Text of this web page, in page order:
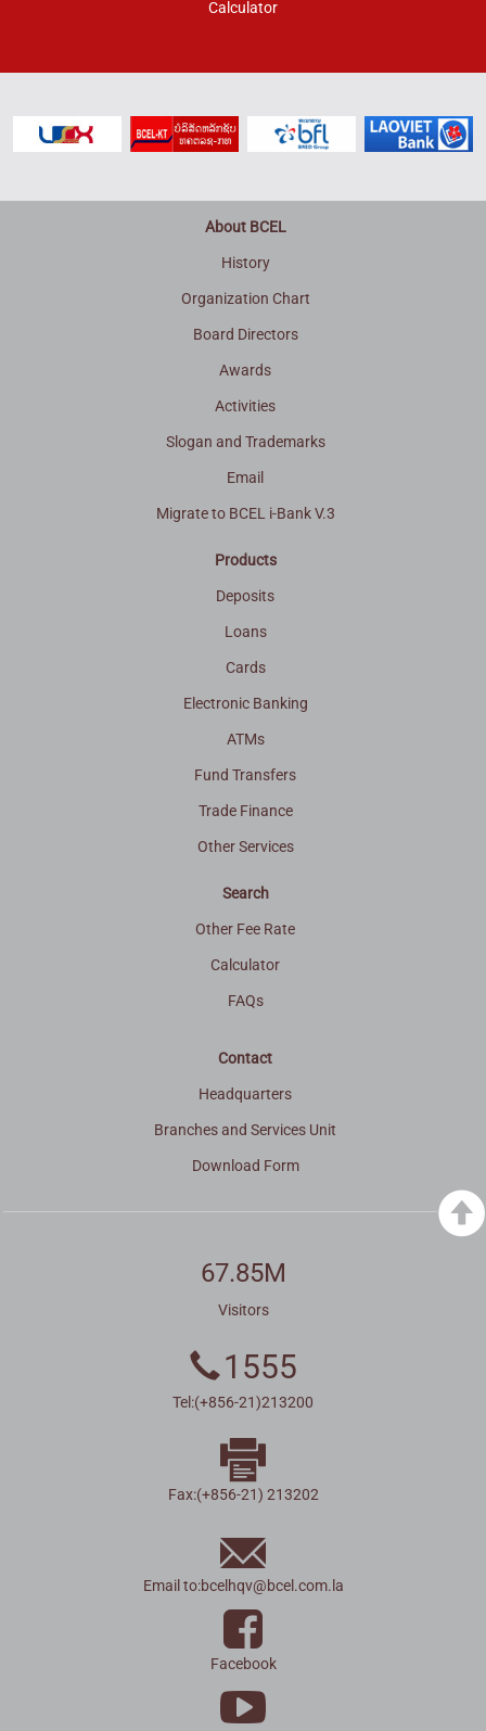
Calculator
About BCEL
History
Organization Chart
Board Directors
Awards
Activities
Slogan and Trademarks
Email
Migrate to BCEL i-Bank V.3
Products
Deposits
Loans
Cards
Electronic Banking
ATMs
Fund Transfers
Trade Finance
Other Services
Search
Other Fee Rate
Calculator
FAQs
Contact
Headquarters
Branches and Services Unit
Download Form
67.85M
Visitors
1555
Tel:(+856-21)213200
Fax:(+856-21) 213202
Email to:bcelhqv@bcel.com.la
Facebook